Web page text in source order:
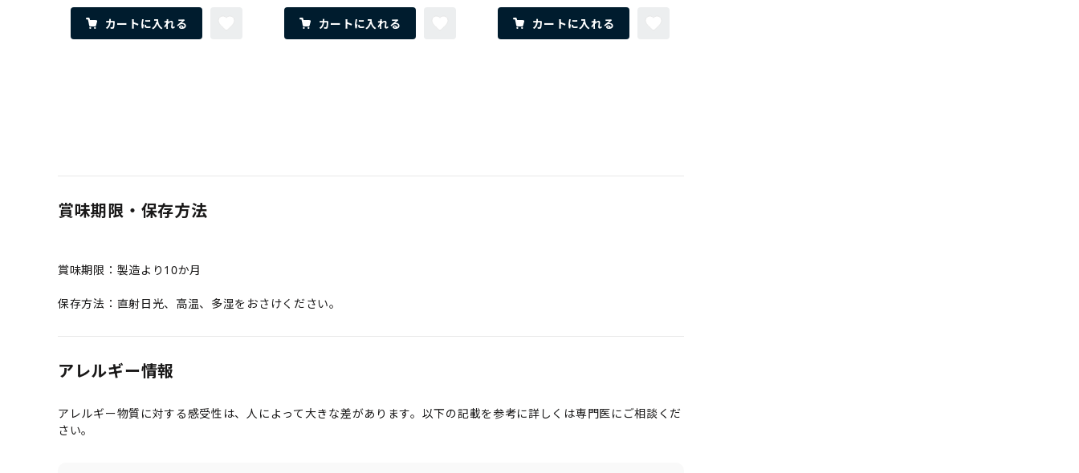
カートに入れる カートに入れる カートに入れる
賞味期限・保存方法
賞味期限：製造より10か月
保存方法：直射日光、高温、多湿をおさけください。
アレルギー情報
アレルギー物質に対する感受性は、人によって大きな差があります。以下の記載を参考に詳しくは専門医にご相談くだ
さい。